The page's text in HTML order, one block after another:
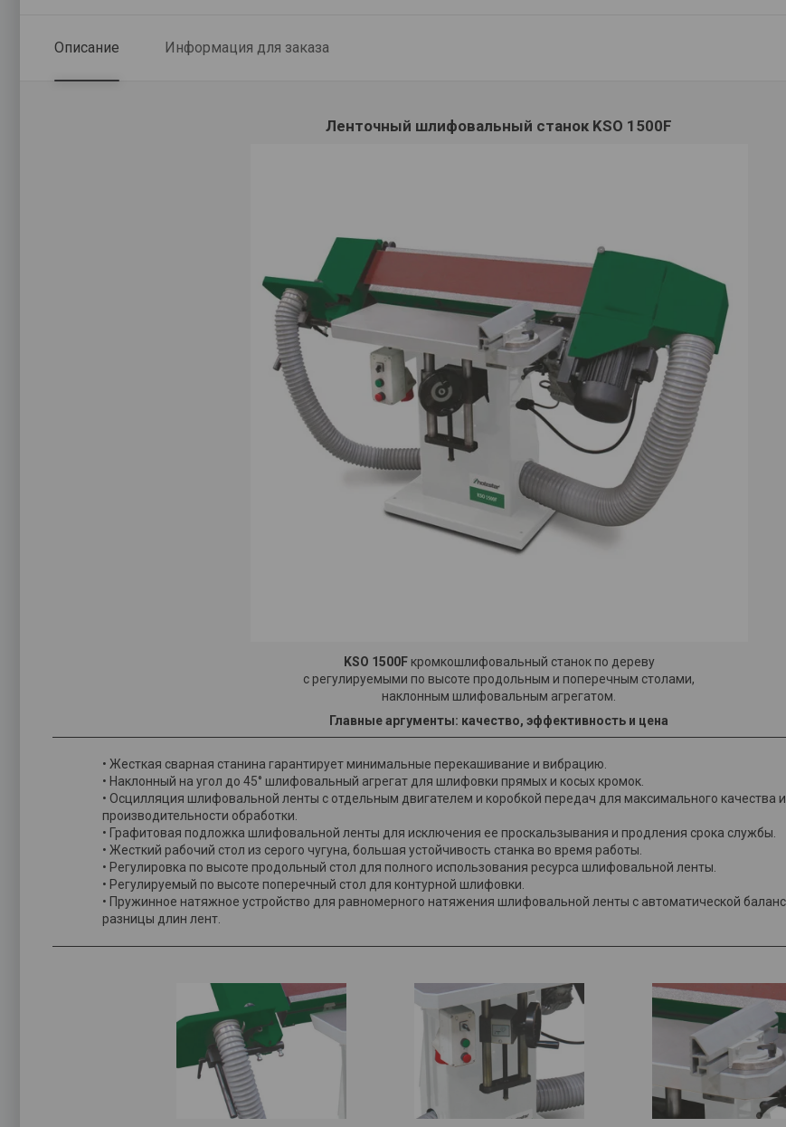
Описание Информация для заказа
Ленточный шлифовальный станок KSO 1500F​
KSO 1500Fкромкошлифовальный станок по дереву
с регулируемыми по высоте продольным и поперечным столами,
наклонным шлифовальным агрегатом.
Главные аргументы: качество, эффективность и цена​
• Жесткая сварная станина гарантирует минимальные перекашивание и вибрацию.
• Наклонный на угол до 45° шлифовальный агрегат для шлифовки прямых и косых кромок.
• Осцилляция шлифовальной ленты с отдельным двигателем и коробкой передач для максимального качества и
производительности обработки.
• Графитовая подложка шлифовальной ленты для исключения ее проскальзывания и продления срока службы.
• Жесткий рабочий стол из серого чугуна, большая устойчивость станка во время работы.
• Регулировка по высоте продольный стол для полного использования ресурса шлифовальной ленты.
• Регулируемый по высоте поперечный стол для контурной шлифовки.
• Пружинное натяжное устройство для равномерного натяжения шлифовальной ленты с автоматической
разницы длин лент.